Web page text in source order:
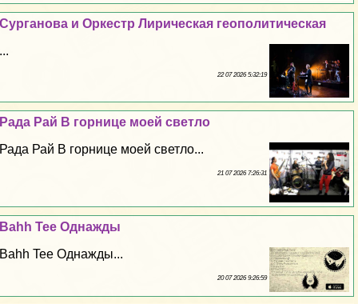
Сурганова и Оркестр Лирическая геополитическая
...
22 07 2026 5:32:19
Рада Рай В горнице моей светло
Рада Рай В горнице моей светло...
21 07 2026 7:26:31
Bahh Tee Однажды
Bahh Tee Однажды...
20 07 2026 9:26:59